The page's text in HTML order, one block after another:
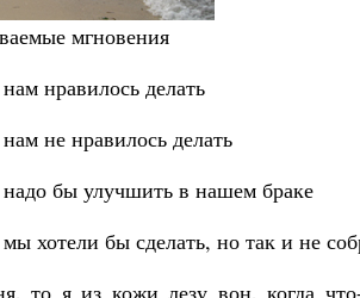
мгновения
нравилось делать
не нравилось делать
надо бы улучшить в нашем браке
хотели бы сделать, но так и не
то я из кожи лезу вон, когда